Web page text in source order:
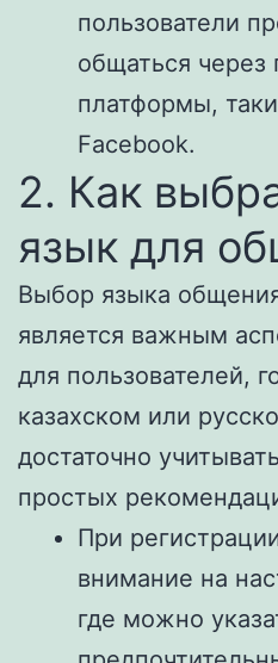
пользователи
общаться через
платформы,
Facebook.
2. Как
язык для
Выбор языка
является важным
для пользователей,
казахском или
достаточно
простых
При
внимание на
где можно